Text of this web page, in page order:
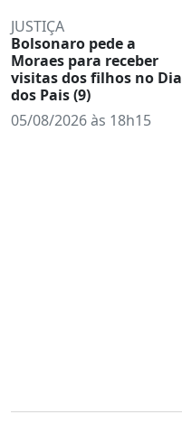
JUSTIÇA
Bolsonaro pede a
Moraes para receber
visitas dos filhos no Dia
dos Pais (9)
05/08/2026 às 18h15